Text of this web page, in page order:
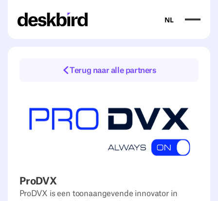
NL
Terug naar alle partners
ProDVX
ProDVX is een toonaangevende innovator in